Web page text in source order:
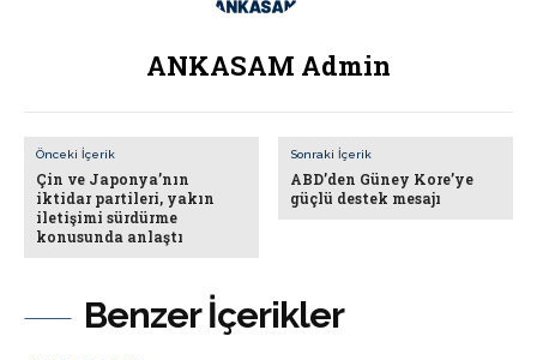
Benzer İçerikler
ANKASAM Admin
Önceki İçerik
Çin ve Japonya’nın
iktidar partileri, yakın
iletişimi sürdürme
konusunda anlaştı
Sonraki İçerik
ABD’den Güney Kore’ye
güçlü destek mesajı